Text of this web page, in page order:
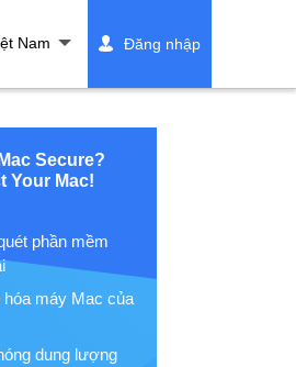
Nam Đăng nhập
Secure?
Your Mac!
phần mềm
hóa máy Mac của
dung lượng